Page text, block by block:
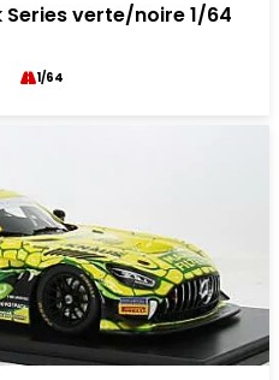
Series verte/noire 1/64
1/64